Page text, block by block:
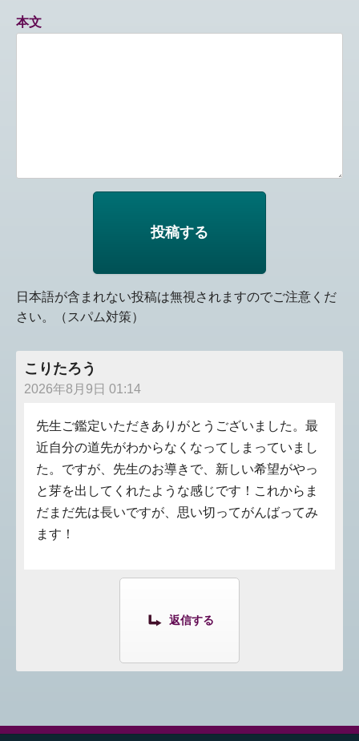
本文
日本語が含まれない投稿は無視されますのでご注意くだ
さい。（スパム対策）
こりたろう
2026年8月9日 01:14
先生ご鑑定いただきありがとうございました。最
近自分の道先がわからなくなってしまっていまし
た。ですが、先生のお導きで、新しい希望がやっ
と芽を出してくれたような感じです！これからま
だまだ先は長いですが、思い切ってがんばってみ
ます！
返信する